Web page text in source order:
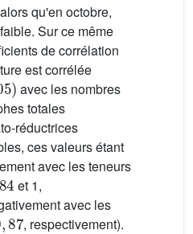
qu'en octobre,
Sur ce même
de corrélation
est corrélée
)
avec les nombres
totales
réductrices
ces valeurs étant
avec les teneurs
et 1,
avec les
,87
, respectivement).